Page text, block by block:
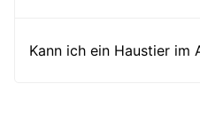
Kann ich ein Haustier im